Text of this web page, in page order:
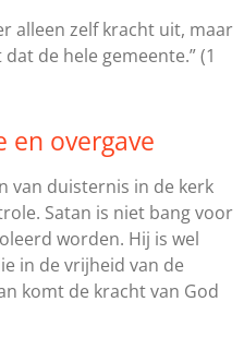
alleen zelf kracht uit, maar
de hele gemeente.”(1
en overgave
van duisternis in de kerk
Satan is niet bang voor
worden. Hij is wel
in de vrijheid van de
komt de kracht van God